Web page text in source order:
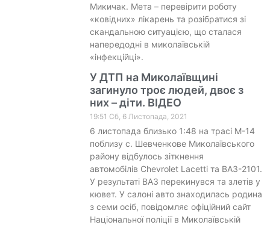
Микичак. Мета – перевірити роботу
«ковідних» лікарень та розібратися зі
скандальною ситуацією, що сталася
напередодні в миколаївській
«інфекційці».
У ДТП на Миколаївщині
загинуло троє людей, двоє з
них – діти. ВІДЕО
19:51 Сб, 6 Листопада, 2021
6 листопада близько 1:48 на трасі М-14
поблизу с. Шевченкове Миколаївського
району відбулось зіткнення
автомобілів Chevrolet Lacetti та ВАЗ-2101.
У результаті ВАЗ перекинувся та злетів у
кювет. У салоні авто знаходилась родина
з семи осіб, повідомляє офіційний сайт
Національної поліції в Миколаївській